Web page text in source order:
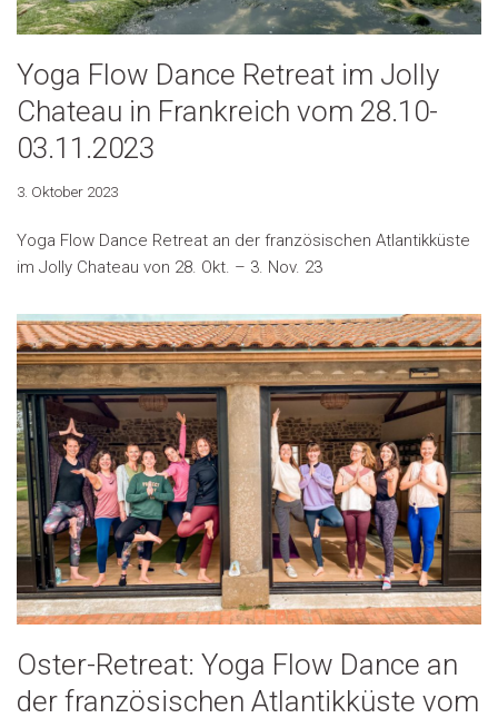
Yoga Flow Dance Retreat im Jolly
Chateau in Frankreich vom 28.10-
03.11.2023
3. Oktober 2023
Yoga Flow Dance Retreat an der französischen Atlantikküste
im Jolly Chateau von 28. Okt. – 3. Nov. 23
Oster-Retreat: Yoga Flow Dance an
der französischen Atlantikküste vom